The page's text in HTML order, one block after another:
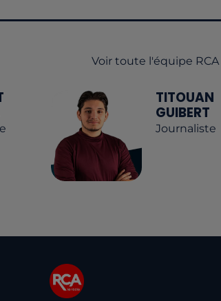
Voir toute l'équipe RCA
TITOUAN
GUIBERT
Journaliste